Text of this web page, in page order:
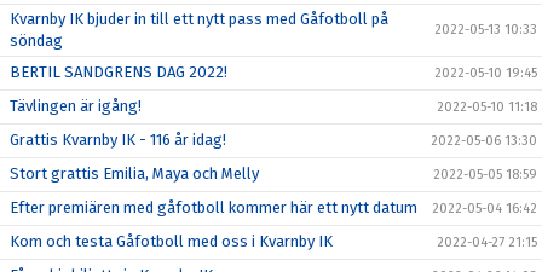
Kvarnby IK bjuder in till ett nytt pass med Gåfotboll på
söndag
2022-05-13 10:33
BERTIL SANDGRENS DAG 2022! 2022-05-10 19:45
Tävlingen är igång! 2022-05-10 11:18
Grattis Kvarnby IK - 116 år idag! 2022-05-06 13:30
Stort grattis Emilia, Maya och Melly 2022-05-05 18:59
Efter premiären med gåfotboll kommer här ett nytt datum 2022-05-04 16:42
Kom och testa Gåfotboll med oss i Kvarnby IK 2022-04-27 21:15